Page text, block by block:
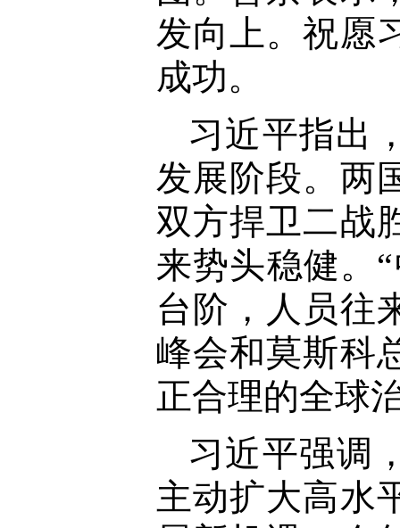
发向上。祝愿
成功。
习近平指出
发展阶段。两
双方捍卫二战
来势头稳健。
台阶，人员往
峰会和莫斯科
正合理的全球
习近平强调
主动扩大高水